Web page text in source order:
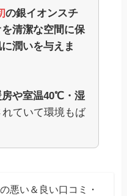
の銀イオンスチ
清潔な空間に保
潤いを与えま
房や室温40℃・湿
れていて環境もば
悪い＆良い口コミ・